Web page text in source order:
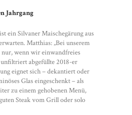
Jahrgang
ein Silvaner Maischegärung aus
Matthias: „Bei unserem
wenn wir einwandfreies
unfiltriert abgefüllte 2018-er
eignet sich – dekantiert oder
Glas eingeschenkt – als
zu einem gehobenen Menü,
Steak vom Grill oder solo